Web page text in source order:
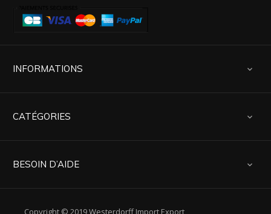
INFORMATIONS 
CATÉGORIES 
BESOIN D’AIDE 
Copyright © 2019 Westerdorff Import Export